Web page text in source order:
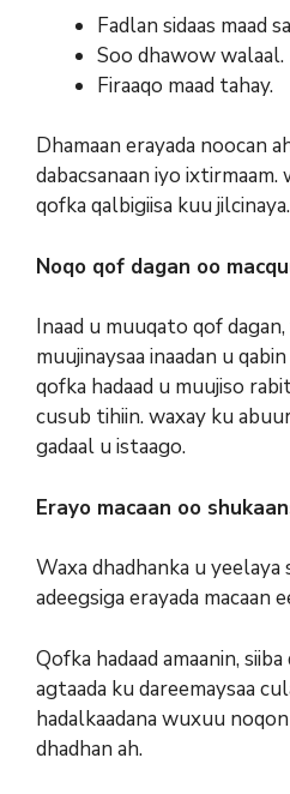
Fadlan sidaas maad
Soo dhawow walaal.
Firaaqo maad tahay.
Dhamaan erayada noocan
dabacsanaan iyo
qofka qalbigiisa kuu jilcinaya.
Noqo qof dagan oo
Inaad u muuqato qof
muujinaysaa inaadan u
qofka hadaad u muujiso
cusub tihiin. waxay ku
gadaal u istaago.
Erayo macaan oo
Waxa dhadhanka u yeelaya
adeegsiga erayada macaan
Qofka hadaad amaanin,
agtaada ku dareemaysaa
hadalkaadana wuxuu
dhadhan ah.